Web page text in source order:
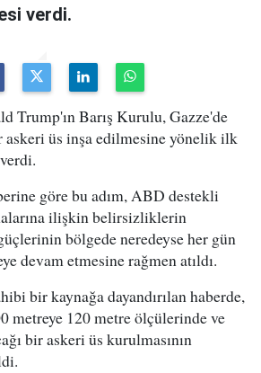
verdi.
Trump'ın Barış Kurulu, Gazze'de
askeri üs inşa edilmesine yönelik ilk
göre bu adım, ABD destekli
ilişkin belirsizliklerin
bölgede neredeyse her gün
devam etmesine rağmen atıldı.
bir kaynağa dayandırılan haberde,
metreye 120 metre ölçülerinde ve
bir askeri üs kurulmasının